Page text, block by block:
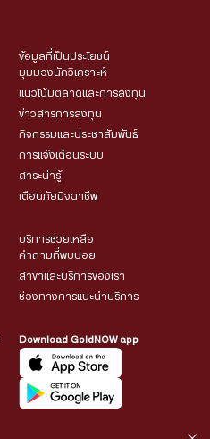
ข้อมูลที่เป็นประโยชน์
มุมมองนักวิเคราะห์
แนวโน้มตลาดและการลงทุน
ข่าวสารการลงทุน
กิจกรรมและประชาสัมพันธ์
การแจ้งเตือนระบบ
สาระน่ารู้
เตือนภัยมิจฉาชีพ
บริการช่วยเหลือ
คำถามที่พบบ่อย
สาขาและบริการของเรา
ช่องทางการแนะนำบริการ
Download GoldNOW app